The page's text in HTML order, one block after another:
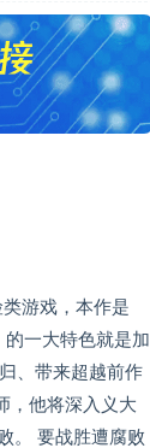
游戏，本作是
的一大特色就是加
、带来超越前作
，他将深入义大
。 要战胜遭腐败